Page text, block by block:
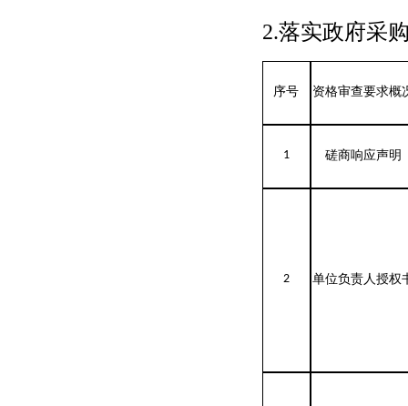
2.落实政府采
序号 资格审查要求概
1 磋商响应声明
2 单位负责人授权